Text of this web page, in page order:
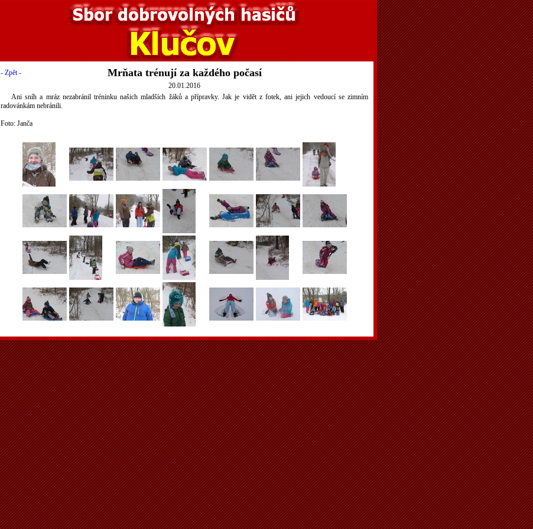
- Zpět - Mrňata trénují za každého počasí
20.01.2016
Ani sníh a mráz nezabránil tréninku našich mladších žáků a přípravky. Jak je vidět z fotek, ani jejich vedoucí se zimním
radovánkám nebránili.
Foto: Janča